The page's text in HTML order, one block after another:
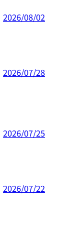
2026/08/02
2026/07/28
2026/07/25
2026/07/22